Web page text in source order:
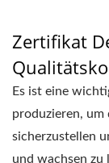
Zertifikat
Es ist eine
produzieren,
sicherzustellen
und wachsen zu